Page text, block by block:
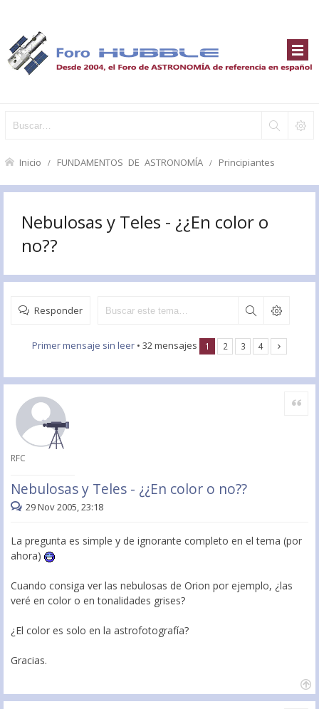
Inicio FUNDAMENTOS DE ASTRONOMÍA Principiantes
Nebulosas y Teles - ¿¿En color o
no??
Responder
Primer mensaje sin leer • 32 mensajes 1 2 3 4
RFC
Nebulosas y Teles - ¿¿En color o no??
Citar
29 Nov 2005, 23:18
La pregunta es simple y de ignorante completo en el tema (por
ahora)
Cuando consiga ver las nebulosas de Orion por ejemplo, ¿las
veré en color o en tonalidades grises?
¿El color es solo en la astrofotografía?
Gracias.